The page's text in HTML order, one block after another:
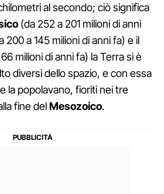
al secondo; ciò significa
(da 252 a 201 milioni di anni
200 a 145 milioni di anni fa) e il
milioni di anni fa) la Terra si è
diversi dello spazio, e con essa
la popolavano, fioriti nei tre
fine delMesozoico.